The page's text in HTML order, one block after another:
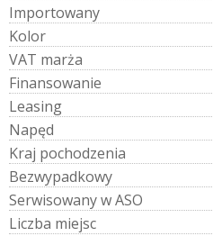
Importowany
Kolor
VAT marża
Finansowanie
Leasing
Napęd
Kraj pochodzenia
Bezwypadkowy
SerwisowanywASO
Liczba miejsc